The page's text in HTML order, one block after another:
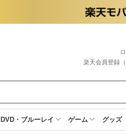
楽天会員登録（
DVD・ブルーレイ ゲーム グッズ